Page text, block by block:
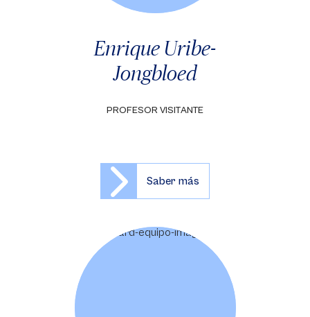
Enrique Uribe-
Jongbloed
PROFESOR VISITANTE
Saber más